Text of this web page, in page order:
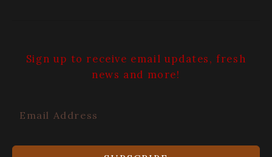
Sign up to receive email updates, fresh
news and more!